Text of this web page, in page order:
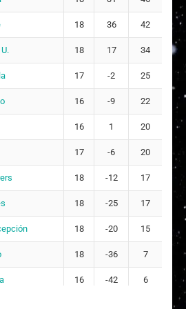
Aravena Riquelme
Sepúlveda Ormeño
Zambrano Pastén
Fuentes Ortíz
18 36 42
18 17 34
17 -2 25
16 -9 22
16 1 20
17 -6 20
18 -12 17
18 -25 17
18 -20 15
18 -36 7
16 -42 6